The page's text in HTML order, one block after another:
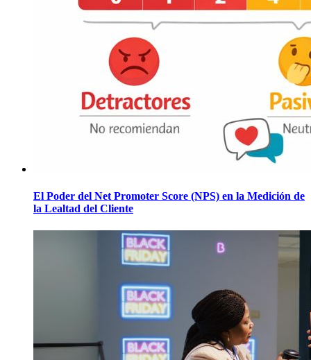
El Poder del Net Promoter Score (NPS) en la Medición de
la Lealtad del Cliente